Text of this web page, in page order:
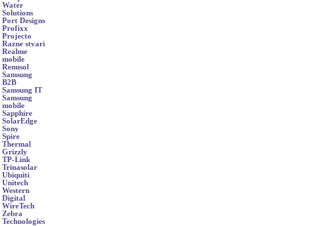
Water
Solutions
Port Designs
Profixx
Projecto
Razne stvari
Realme
mobile
Renusol
Samsung
B2B
Samsung IT
Samsung
mobile
Sapphire
SolarEdge
Sony
Spire
Thermal
Grizzly
TP-Link
Trinasolar
Ubiquiti
Unitech
Western
Digital
WireTech
Zebra
Technologies